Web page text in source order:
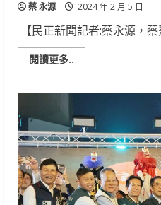
蔡 永源 2024 年 2 月 5 日
【民正新聞記者:蔡永源，
閱讀更多..
more
職
訓
助
失
婚
婦
女
開
創